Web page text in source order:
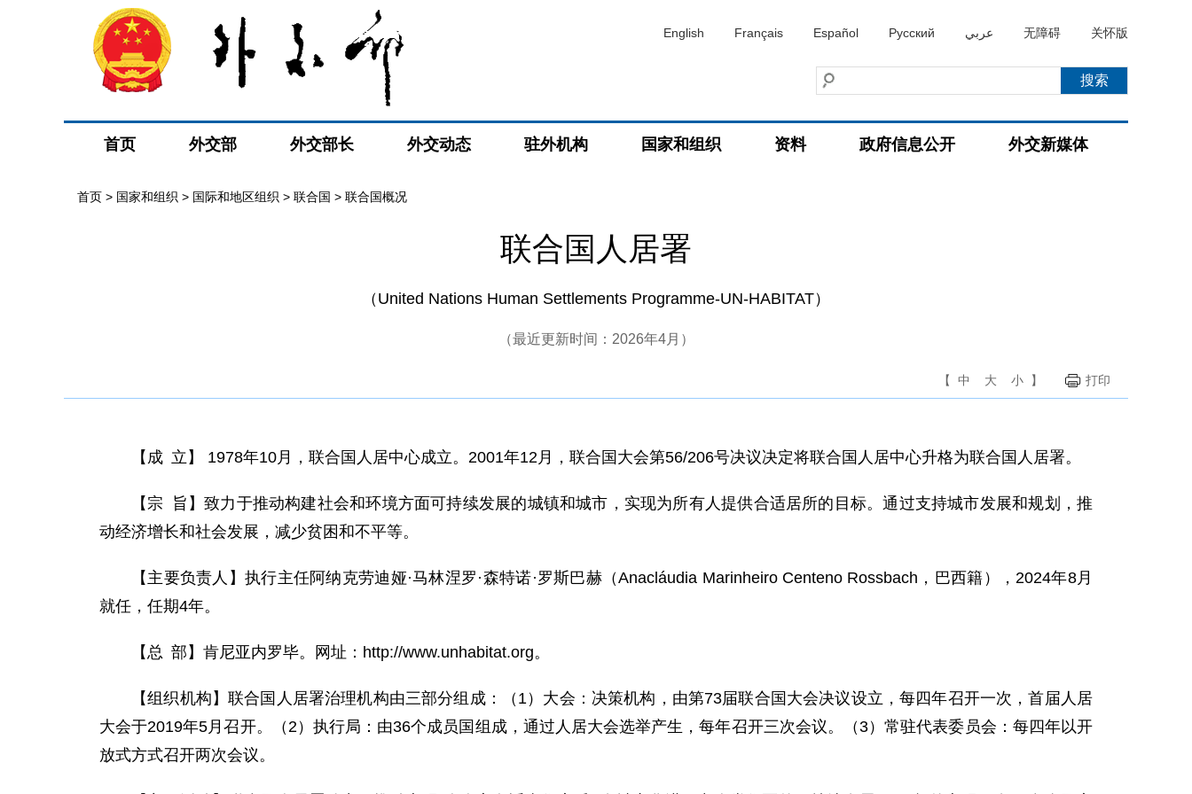
English Français Español Русский عربي 无障碍 关怀版
首页 外交部 外交部长 外交动态 驻外机构 国家和组织 资料 政府信息公开 外交新媒体
首页 > 国家和组织 > 国际和地区组织 > 联合国 > 联合国概况
联合国人居署
（United Nations Human Settlements Programme-UN-HABITAT）
（最近更新时间：2026年4月）
【 中 大 小 】 打印
【成 立】 1978年10月，联合国人居中心成立。2001年12月，联合国大会第56/206号决议决定将联合国人居中心升格为联合国人居署。
【宗 旨】致力于推动构建社会和环境方面可持续发展的城镇和城市，实现为所有人提供合适居所的目标。通过支持城市发展和规划，推
动经济增长和社会发展，减少贫困和不平等。
【主要负责人】执行主任阿纳克劳迪娅·马林涅罗·森特诺·罗斯巴赫（Anacláudia Marinheiro Centeno Rossbach，巴西籍），2024年8月
就任，任期4年。
【总 部】肯尼亚内罗毕。网址：http://www.unhabitat.org。
【组织机构】联合国人居署治理机构由三部分组成：（1）大会：决策机构，由第73届联合国大会决议设立，每四年召开一次，首届人居
大会于2019年5月召开。（2）执行局：由36个成员国组成，通过人居大会选举产生，每年召开三次会议。（3）常驻代表委员会：每四年以开
放式方式召开两次会议。